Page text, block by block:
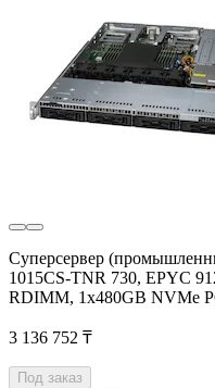
Суперсервер
1015CS-TNR 730, EPYС
RDIMM, 1x480GB NVMe
3 136 752 ₸
Под заказ